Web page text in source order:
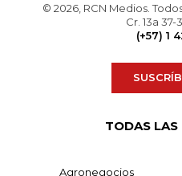
© 2026, RCN Medios.
Cr. 13a
(+57) 1
TODAS LAS
Agronegocios